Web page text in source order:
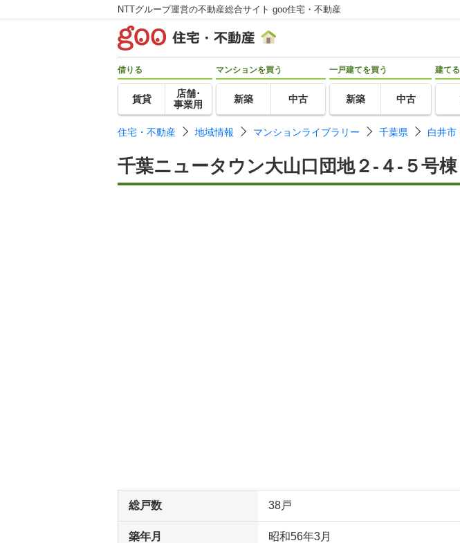
NTTグループ運営の不動産総合サイト goo住宅・不動産
借りる
賃貸
店舗･
事業用
マンションを買う
新築 中古
一戸建てを買う
新築 中古
建てる
住宅・不動産 地域情報 マンションライブラリー 千葉県 白井市
千葉ニュータウン大山口団地２-４-５号棟
総戸数 38戸
築年月 昭和56年3月